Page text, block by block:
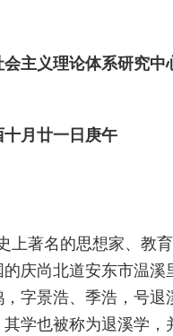
主义理论体系研究中
月廿一日庚午
著名的思想家、教
庆尚北道安东市温
字景浩、季浩，号退
学也被称为退溪学